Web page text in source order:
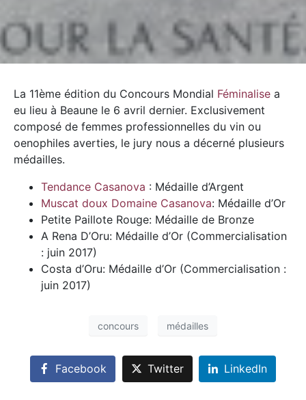
La 11ème édition du Concours Mondial Féminalise a
eu lieu à Beaune le 6 avril dernier. Exclusivement
composé de femmes professionnelles du vin ou
oenophiles averties, le jury nous a décerné plusieurs
médailles.
Tendance Casanova : Médaille d’Argent
Muscat doux Domaine Casanova: Médaille d’Or
Petite Paillote Rouge: Médaille de Bronze
A Rena D’Oru: Médaille d’Or (Commercialisation
: juin 2017)
Costa d’Oru: Médaille d’Or (Commercialisation :
juin 2017)
concours médailles
Facebook Twitter LinkedIn